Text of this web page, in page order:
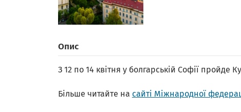
Опис
З 12 по 14 квітня у болгарській Софії пройде
Більше читайте на сайті Міжнародної